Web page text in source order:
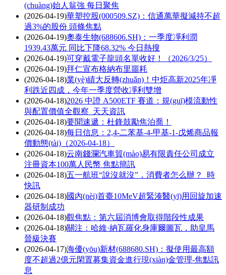
(chuàng)始人翁強 每日聚焦
(2026-04-19)華塑控股(000509.SZ)：信通萬華擬減持不超
過3%的股份 頭條焦點
(2026-04-19)奧泰生物(688606.SH)：一季度凈利潤
1939.43萬元 同比下降68.32% 今日熱搜
(2026-04-19)可穿戴電子龍頭名單收好！（2026/3/25）
(2026-04-19)拜仁宣布格納布里噩耗
(2026-04-18)業(yè)績大反轉(zhuǎn)！中炬高新2025年凈
利跌近四成，今年一季度營收凈利雙增
(2026-04-18)2026 中證 A500ETF 賽道：規(guī)模流動性
與配置價值全觀察_天天資訊
(2026-04-18)要聞速遞：杜鋒鼓勵焦泊喬！
(2026-04-18)每日信息：2,4-二苯基-4-甲基-1-戊烯商品報
價動態(tài)（2026-04-18）
(2026-04-18)云南錢瀾汽車貿(mào)易有限責任公司成立
注冊資本100萬人民幣 焦點簡訊
(2026-04-18)五一航班“說沒就沒”，消費者怎么辦？_時
快訊
(2026-04-18)國內(nèi)首臺10MeV超緊湊醫(yī)用回旋加速
器研制成功
(2026-04-18)觀焦點：第六屆消博會取得階段性成果
(2026-04-18)關注：哈維·納瓦羅化身庫爾圖瓦，助皇馬
晉級決賽
(2026-04-17)海優(yōu)新材(688680.SH)：擬使用最高額
度不超過2億元閑置募集資金進行現(xiàn)金管理-焦點訊
息